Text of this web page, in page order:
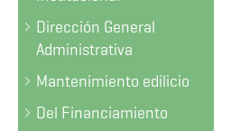
Dirección General
Administrativa
Mantenimiento edilicio
Del Financiamiento